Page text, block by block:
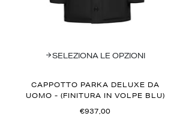
SELEZIONA LE OPZIONI
CAPPOTTO PARKA DELUXE DA
UOMO - (FINITURA IN VOLPE BLU)
€937,00